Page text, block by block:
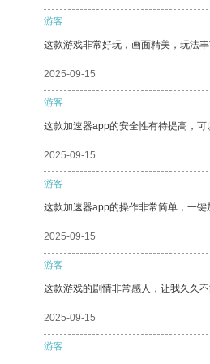
游客
这款游戏非常好玩，画面精美，玩法丰
2025-09-15
游客
这款加速器app的安全性有待提高，
2025-09-15
游客
这款加速器app的操作非常简单，一键
2025-09-15
游客
这款游戏的剧情非常感人，让我久久不
2025-09-15
游客